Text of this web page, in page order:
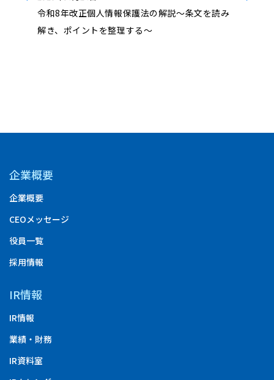
令和8年改正個人情報保護法の解説～条文を読み
解き、ポイントを整理する～
企業概要
企業概要
CEOメッセージ
役員一覧
採用情報
IR情報
IR情報
業績・財務
IR資料室